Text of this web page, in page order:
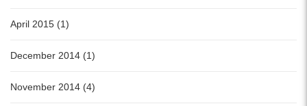
April 2015 (1)
December 2014 (1)
November 2014 (4)